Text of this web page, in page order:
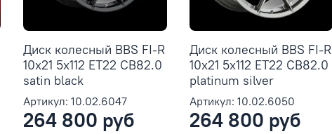
Диск колесный BBS FI-R
10x21 5x112 ET22 CB82.0
satin black
Артикул: 10.02.6047
264 800 руб
Диск колесный BBS FI-R
10x21 5x112 ET22 CB82.0
platinum silver
Артикул: 10.02.6050
264 800 руб